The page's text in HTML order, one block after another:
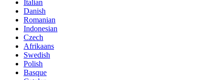
Italian
Danish
Romanian
Indonesian
Czech
Afrikaans
Swedish
Polish
Basque